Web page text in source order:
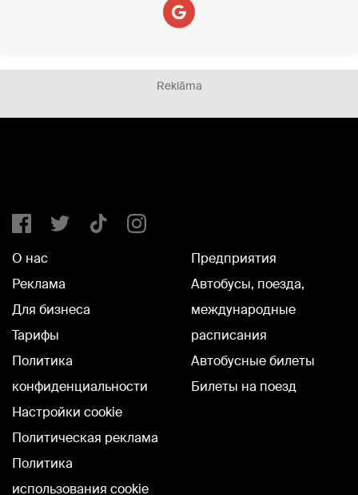
Reklāma
О нас
Реклама
Для бизнеса
Тарифы
Политика
конфиденциальности
Настройки cookie
Политическая реклама
Политика
использования cookie
Предприятия
Автобусы, поезда,
международные
расписания
Автобусные билеты
Билеты на поезд